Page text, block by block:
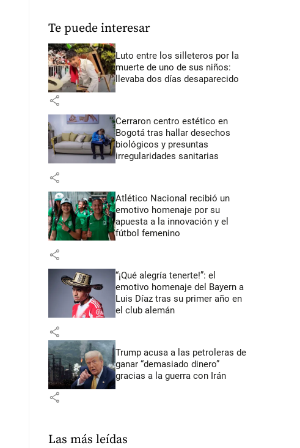
Te puede interesar
Luto entre los silleteros por la
muerte de uno de sus niños:
llevaba dos días desaparecido
share
Cerraron centro estético en
Bogotá tras hallar desechos
biológicos y presuntas
irregularidades sanitarias
share
Atlético Nacional recibió un
emotivo homenaje por su
apuesta a la innovación y el
fútbol femenino
share
“¡Qué alegría tenerte!”: el
emotivo homenaje del Bayern a
Luis Díaz tras su primer año en
el club alemán
share
Trump acusa a las petroleras de
ganar “demasiado dinero”
gracias a la guerra con Irán
share
Las más leídas